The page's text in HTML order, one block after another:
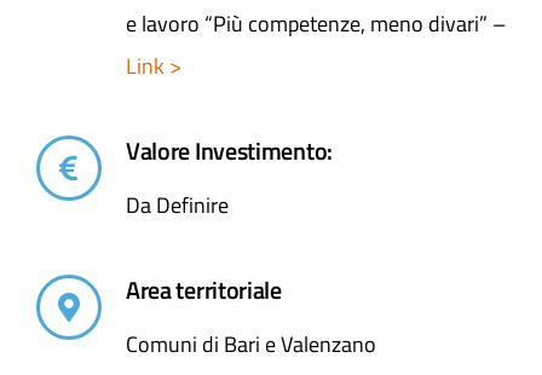
e lavoro “Più competenze, meno divari” –
Link >
Valore Investimento:
Da Definire
Area territoriale
Comuni di Bari e Valenzano